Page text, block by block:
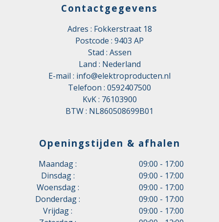
Contactgegevens
Adres : Fokkerstraat 18
Postcode : 9403 AP
Stad : Assen
Land : Nederland
E-mail : info@elektroproducten.nl
Telefoon : 0592407500
KvK : 76103900
BTW : NL860508699B01
Openingstijden & afhalen
Maandag :
09:00 - 17:00
Dinsdag :
09:00 - 17:00
Woensdag :
09:00 - 17:00
Donderdag :
09:00 - 17:00
Vrijdag :
09:00 - 17:00